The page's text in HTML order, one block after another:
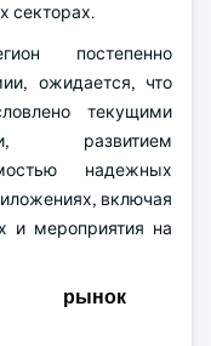
секторах.
постепенно
ожидается, что
текущими
развитием
надежных
включая
и мероприятия на
рынок